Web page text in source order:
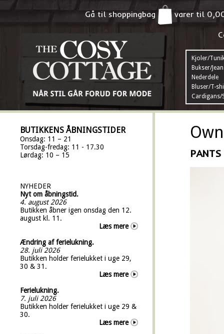
Gå til shoppingbag varer til
Kjoler/
Bukser/
Nederdele
Bluser/T-
Cardigans/
BUTIKKENS ÅBNINGSTIDER
Onsdag: 11 – 21
Torsdag-fredag: 11 - 17.30
Lørdag: 10 – 15
NYHEDER
Nyt om åbningstid.
4. august 2026
Butikken åbner igen onsdag den 12.
august kl. 11.
Læs mere
Ændring af ferielukning.
28. juli 2026
Butikken holder ferielukket i uge 29,
30 & 31.
Læs mere
Ferielukning.
7. juli 2026
Butikken holder ferielukket i uge 29 &
30.
Læs mere